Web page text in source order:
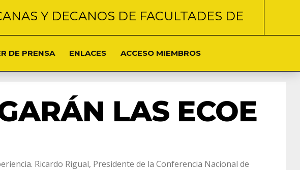
Y DECANOS DE FACULTADES DE
DE PRENSA ENLACES ACCESO MIEMBROS
LAS ECOE
Ricardo Rigual, Presidente de la Conferencia Nacional de